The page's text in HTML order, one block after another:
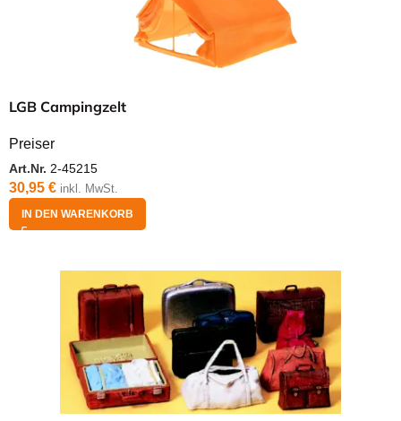
LGB Campingzelt
Preiser
Art.Nr. 2-45215
30,95 € inkl. MwSt.
IN DEN WARENKORB